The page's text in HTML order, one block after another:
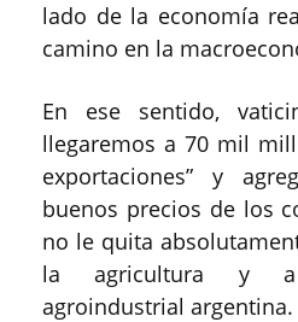
lado de la economía
camino en la
En ese sentido,
llegaremos a 70 mil
exportaciones” y
buenos precios de los
no le quita
la agricultura y
agroindustrial argentina.